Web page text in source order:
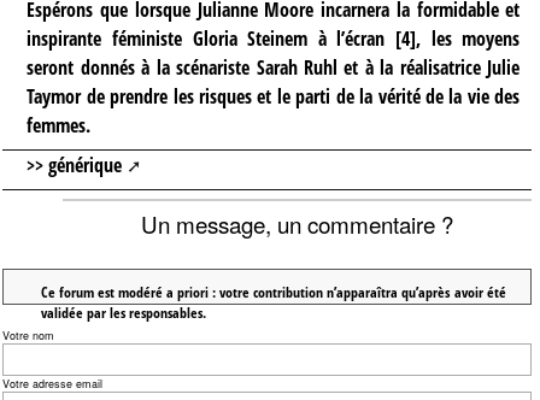
Espérons que lorsque Julianne Moore incarnera la formidable et
inspirante féministe Gloria Steinem à l’écran [4], les moyens
seront donnés à la scénariste Sarah Ruhl et à la réalisatrice Julie
Taymor de prendre les risques et le parti de la vérité de la vie des
femmes.
>> générique
Un message, un commentaire ?
Ce forum est modéré a priori : votre contribution n’apparaîtra qu’après avoir été
validée par les responsables.
Votre nom
Votre adresse email